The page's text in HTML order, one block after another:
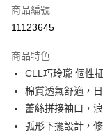
信用卡分期付款
合作金庫商業銀行
華南商業銀行
上海商業儲蓄銀行
國泰世華商業銀行
臺灣中小企業銀行
超商取貨付款
LINE Pay
Apple Pay
商品編號
11123645
商品特色
CLL巧玲瓏 個性
棉質透氣舒適，
蕾絲拼接袖口，
弧形下擺設計，